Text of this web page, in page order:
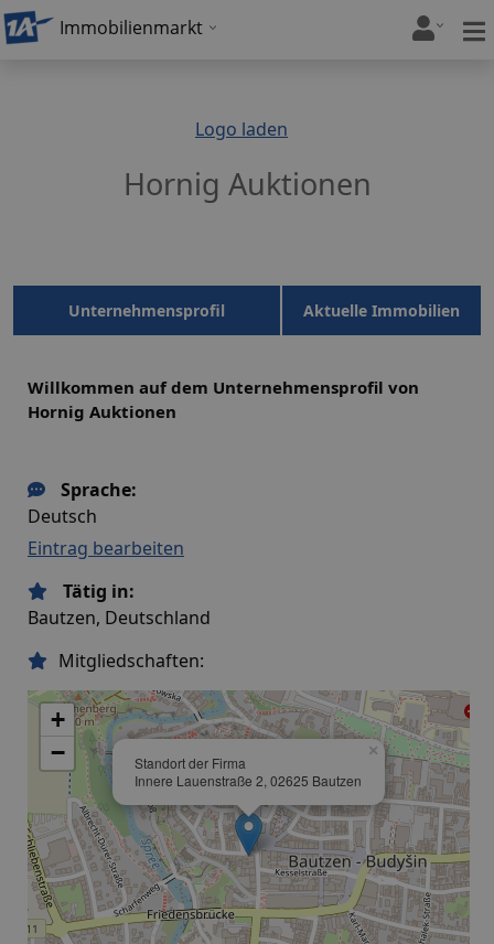
Immobilienmarkt
Logo laden
Hornig Auktionen
Unternehmensprofil Aktuelle Immobilien
Willkommen auf dem Unternehmensprofil von
Hornig Auktionen
Sprache:
Deutsch
Eintrag bearbeiten
Tätig in:
Bautzen, Deutschland
Mitgliedschaften:
Standort der Firma
Innere Lauenstraße 2, 02625 Bautzen
×
+
−